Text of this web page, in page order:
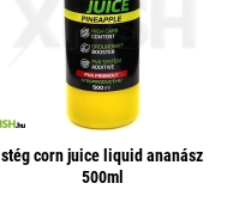
stég corn juice liquid ananász
500ml